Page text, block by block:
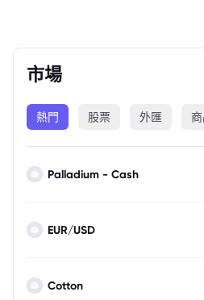
市場
熱門 股票 外匯
Palladium - Cash
EUR/USD
Cotton